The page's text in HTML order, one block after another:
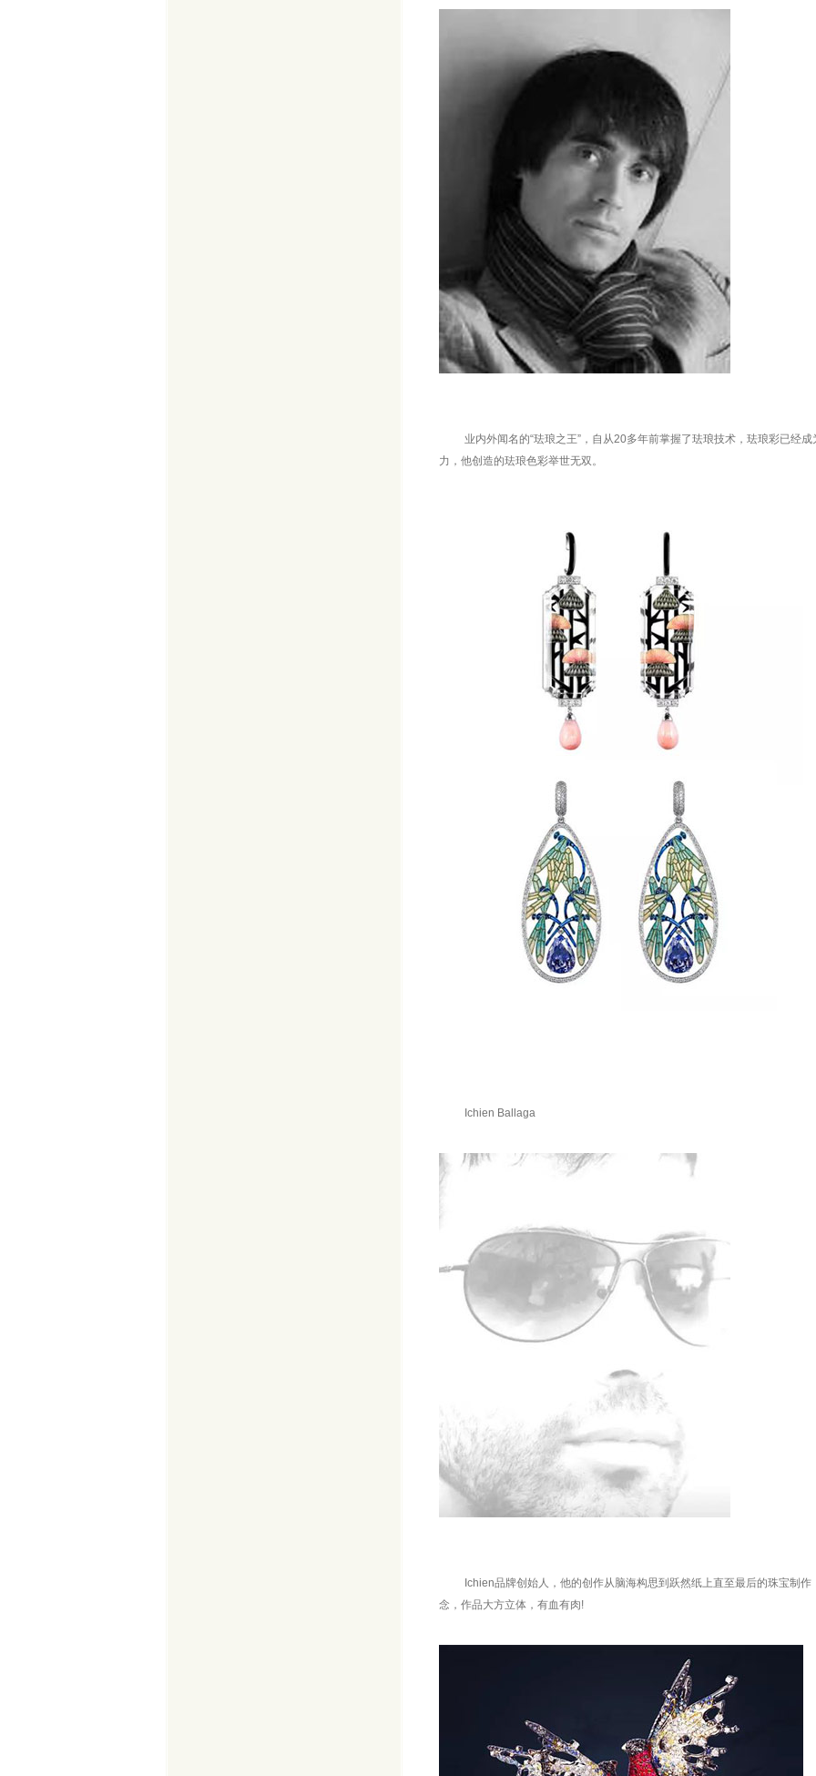
业内外闻名的“珐琅之王”，自从20多年前掌握了珐琅技术，珐琅彩已经
力，他创造的珐琅色彩举世无双。
Ichien Ballaga
Ichien品牌创始人，他的创作从脑海构思到跃然纸上直至最后的珠宝制
念，作品大方立体，有血有肉!